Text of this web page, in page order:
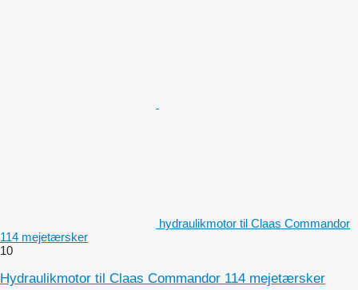
hydraulikmotor til Claas Commandor
114 mejetærsker
10
Hydraulikmotor til Claas Commandor 114 mejetærsker